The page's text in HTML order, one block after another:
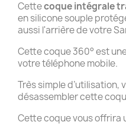
Cettecoque intégrale
en silicone souple
aussi l'arrière de votre
Cette coque 360° est
votre téléphone mobile.
Très simple d’utilisation,
désassembler cette
Cette coque vous